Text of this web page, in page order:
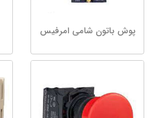
پوش باتون شامی امرفیس